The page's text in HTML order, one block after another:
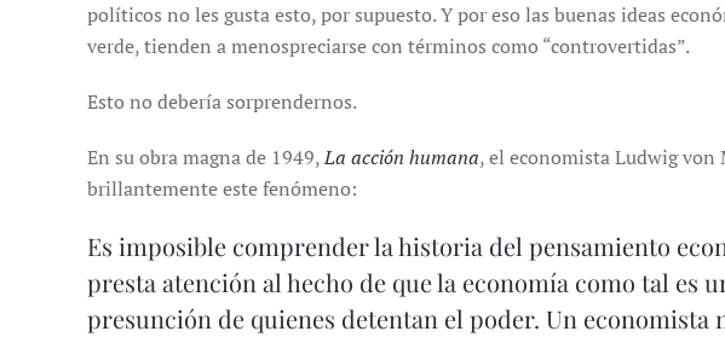
políticos no les gusta esto, por supuesto. Y por eso las buenas ideas
verde, tienden a menospreciarse con términos como “controvertidas”.
Esto no debería sorprendernos.
En su obra magna de 1949,La acción humana, el economista Ludwig von
brillantemente este fenómeno:
Es imposible comprender la historia del pensamiento
presta atención al hecho de que la economía como tal es
presunción de quienes detentan el poder. Un economista